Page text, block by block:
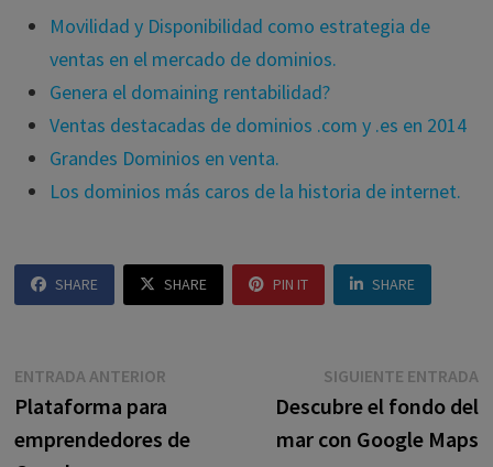
Movilidad y Disponibilidad como estrategia de
ventas en el mercado de dominios.
Genera el domaining rentabilidad?
Ventas destacadas de dominios .com y .es en 2014
Grandes Dominios en venta.
Los dominios más caros de la historia de internet.
SHARE SHARE PIN IT SHARE
Navegación
de
ENTRADA ANTERIOREntrada
anterior:
Plataforma para
emprendedores de
SIGUIENTE ENTRADA
Descubre el fondo del
mar con Google Maps